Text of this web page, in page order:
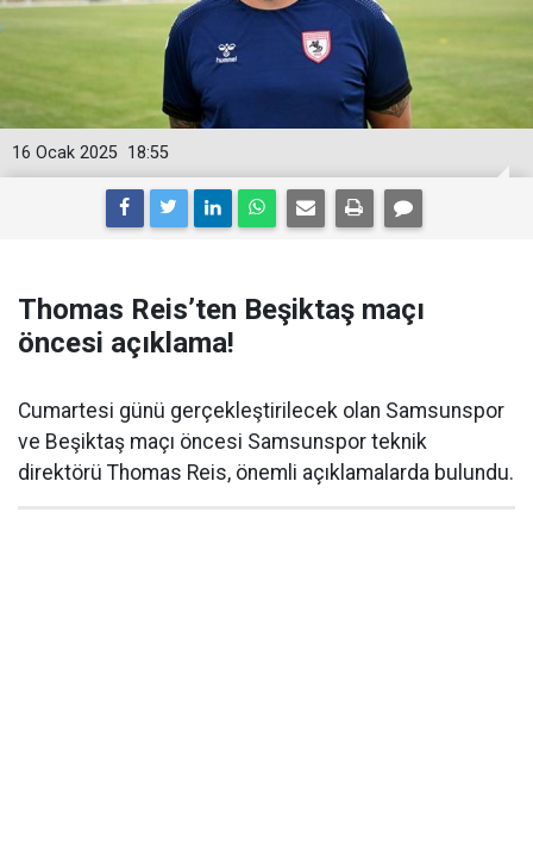
18:55
16 Ocak 2025
Thomas Reis’ten Beşiktaş maçı
öncesi açıklama!
Cumartesi günü gerçekleştirilecek olan Samsunspor
ve Beşiktaş maçı öncesi Samsunspor teknik
direktörü Thomas Reis, önemli açıklamalarda bulundu.